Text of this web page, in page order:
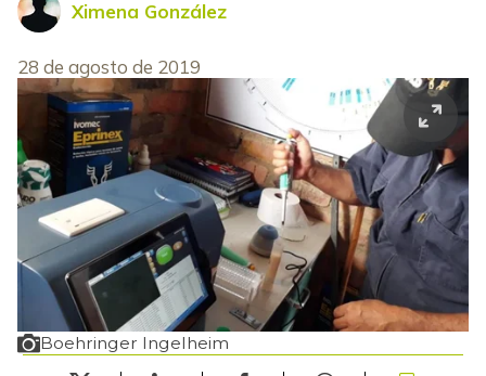
Ximena González
28 de agosto de 2019
Boehringer Ingelheim